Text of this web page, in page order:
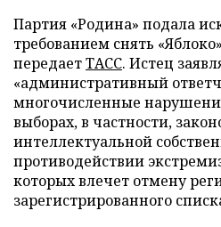
Партия «Родина» подала
требованием снять
передаетТАСС. Истец
«административный
многочисленные
выборах, в частности,
интеллектуальной
противодействии
которых влечет отмену
зарегистрированного